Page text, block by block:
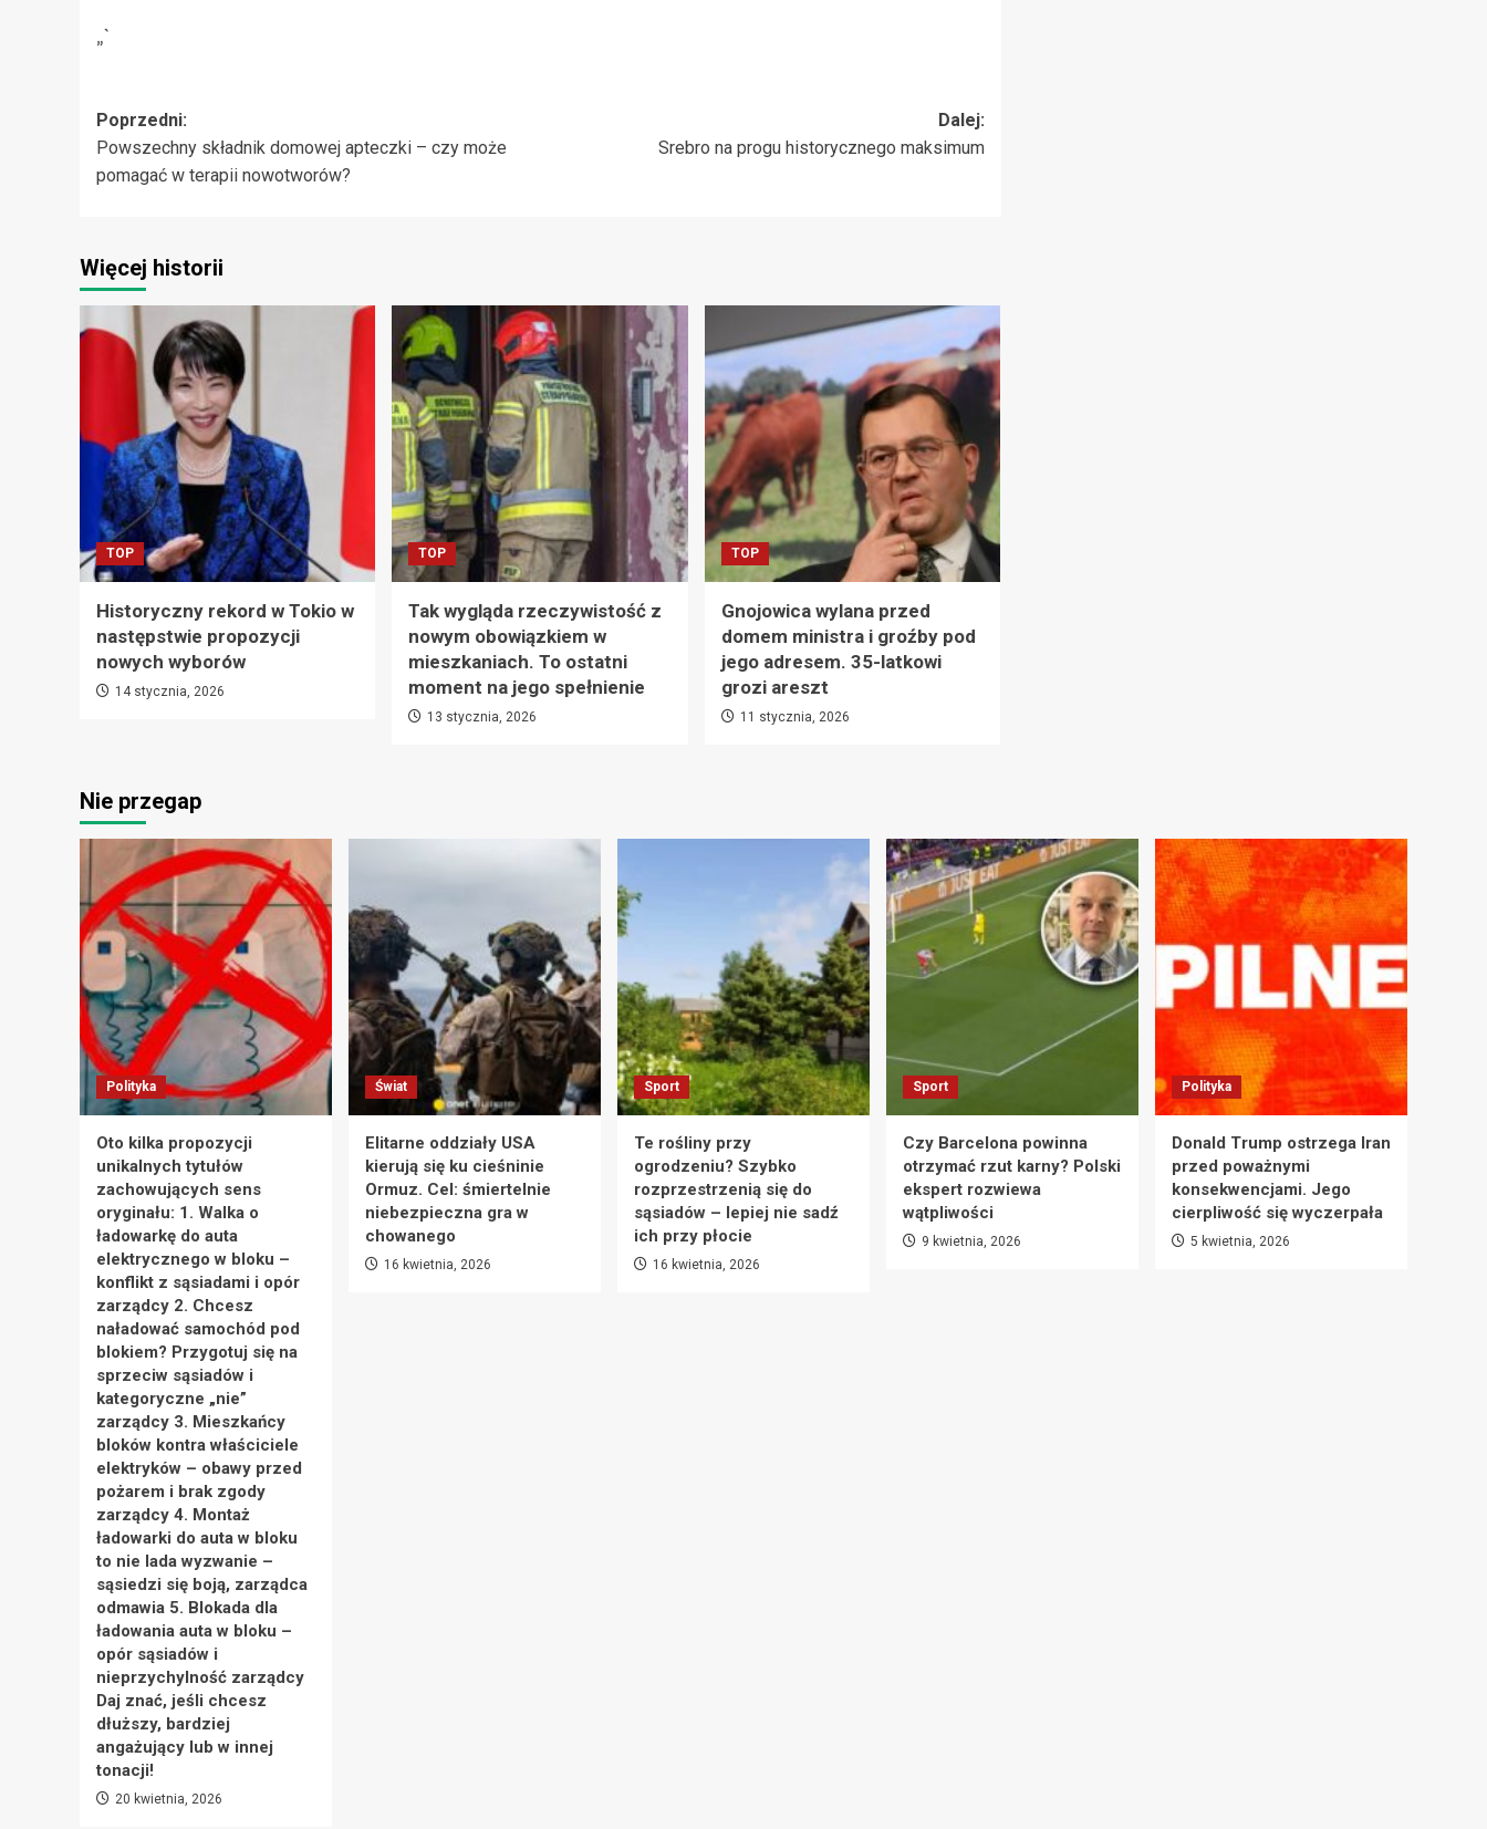
„`
Zobacz
wpisy
Poprzedni:
Powszechny składnik domowej apteczki – czy może
pomagać w terapii nowotworów?
Dalej:
Srebro na progu historycznego maksimum
Więcej historii
TOP
Historyczny rekord w Tokio w
następstwie propozycji
nowych wyborów
14 stycznia, 2026
TOP
Tak wygląda rzeczywistość z
nowym obowiązkiem w
mieszkaniach. To ostatni
moment na jego spełnienie
13 stycznia, 2026
TOP
Gnojowica wylana przed
domem ministra i groźby pod
jego adresem. 35-latkowi
grozi areszt
11 stycznia, 2026
Nie przegap
Polityka
Oto kilka propozycji
unikalnych tytułów
zachowujących sens
oryginału: 1. Walka o
ładowarkę do auta
elektrycznego w bloku –
konflikt z sąsiadami i opór
zarządcy 2. Chcesz
naładować samochód pod
blokiem? Przygotuj się na
sprzeciw sąsiadów i
kategoryczne „nie”
zarządcy 3. Mieszkańcy
bloków kontra właściciele
elektryków – obawy przed
pożarem i brak zgody
zarządcy 4. Montaż
ładowarki do auta w bloku
to nie lada wyzwanie –
sąsiedzi się boją, zarządca
odmawia 5. Blokada dla
ładowania auta w bloku –
opór sąsiadów i
nieprzychylność zarządcy
Daj znać, jeśli chcesz
dłuższy, bardziej
angażujący lub w innej
tonacji!
20 kwietnia, 2026
Świat
Elitarne oddziały USA
kierują się ku cieśninie
Ormuz. Cel: śmiertelnie
niebezpieczna gra w
chowanego
16 kwietnia, 2026
Sport
Te rośliny przy
ogrodzeniu? Szybko
rozprzestrzenią się do
sąsiadów – lepiej nie sadź
ich przy płocie
16 kwietnia, 2026
Sport
Czy Barcelona powinna
otrzymać rzut karny? Polski
ekspert rozwiewa
wątpliwości
9 kwietnia, 2026
Polityka
Donald Trump ostrzega Iran
przed poważnymi
konsekwencjami. Jego
cierpliwość się wyczerpała
5 kwietnia, 2026